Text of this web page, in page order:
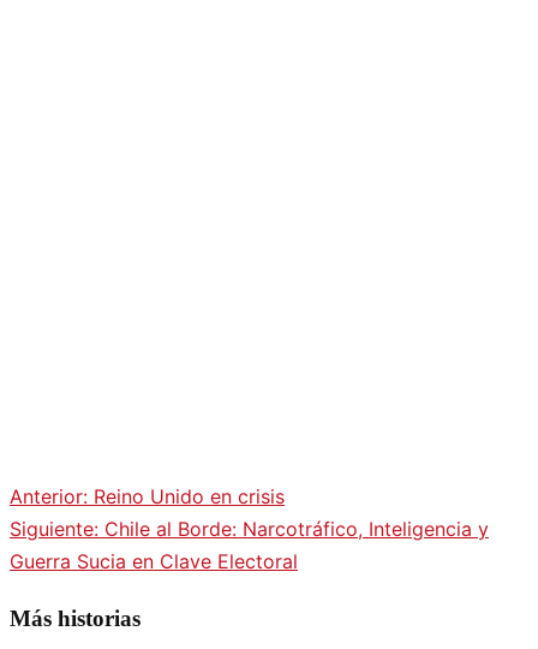
Navegación
de
Anterior: Reino Unido en crisis
Siguiente: Chile al Borde: Narcotráfico, Inteligencia y
Guerra Sucia en Clave Electoral
Más historias